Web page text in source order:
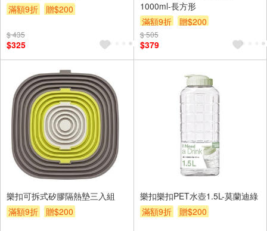
滿額9折
贈$200
$ 435
$325
1000ml-長方形
滿額9折
贈$200
$ 505
$379
樂扣可拆式矽膠隔熱墊三入組
滿額9折
贈$200
樂扣樂扣PET水壺1.5L-莫蘭迪綠
滿額9折
贈$200